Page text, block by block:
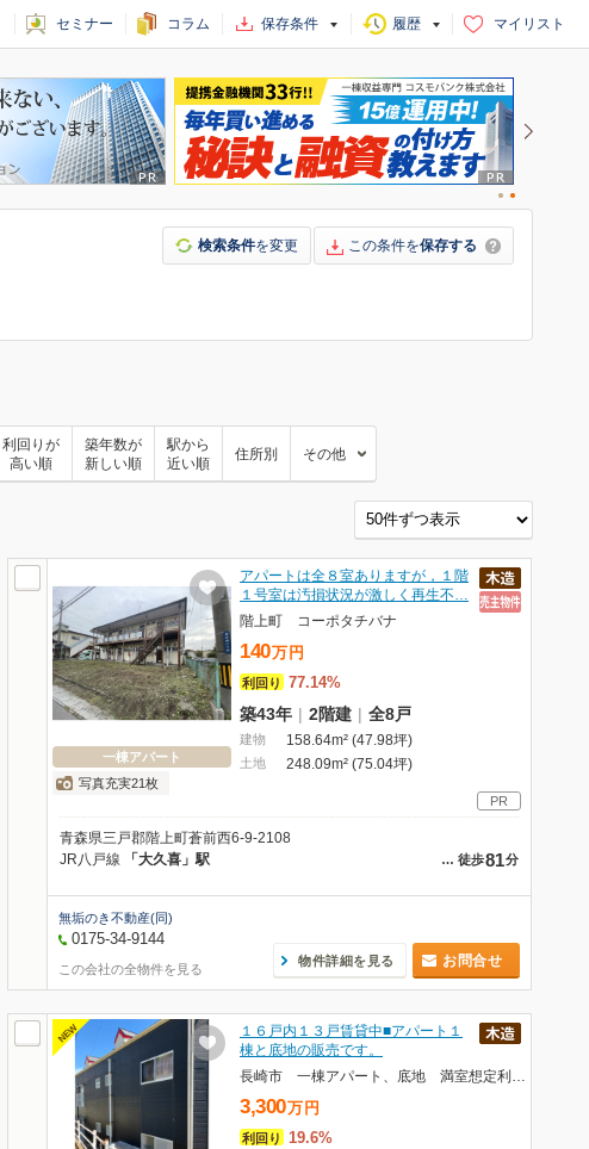
セミナー コラム 保存条件 履歴 マイリスト
検索条件を変更 この条件を保存する
利回りが
高い順
築年数が
新しい順
駅から
近い順
住所別 その他
一棟アパート
写真充実21枚
アパートは全８室ありますが，１階
１号室は汚損状況が激しく再生不…
階上町 コーポタチバナ
140万 円
利回り 77.14%
築43年 | 2階建 | 全8戸
建物 158.64m² (47.98坪)
土地 248.09m² (75.04坪)
PR
青森県三戸郡階上町蒼前西6-9-2108
… 徒歩81分
JR八戸線 「大久喜」駅
無垢のき不動産(同)
0175-34-9144
この会社の全物件を見る
物件詳細を見る お問合せ
NEW
１６戸内１３戸賃貸中■アパート１
棟と底地の販売です。
長崎市 一棟アパート、底地 満室想定利回り 19.6%
3,300万 円
利回り 19.6%